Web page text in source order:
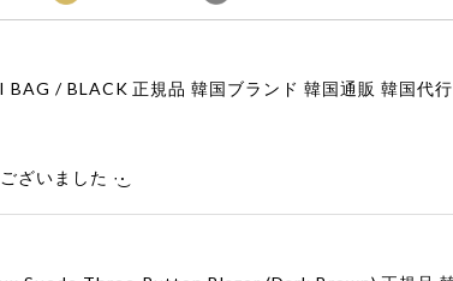
ざいました‪ ·͜·